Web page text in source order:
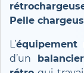
Pelle
L’équipement
d’un balancier